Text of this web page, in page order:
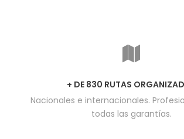
+ DE 830 RUTAS
Nacionales e internacionales.
todas las garantías.